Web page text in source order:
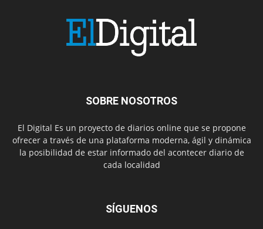
SOBRE NOSOTROS
El Digital Es un proyecto de diarios online que se propone
ofrecer a través de una plataforma moderna, ágil y dinámica
la posibilidad de estar informado del acontecer diario de
cada localidad
SÍGUENOS